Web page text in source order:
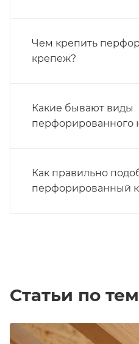
Чем крепить
крепеж?
Какие бывают виды
перфорированного
Как правильно
перфорированный
Статьи по